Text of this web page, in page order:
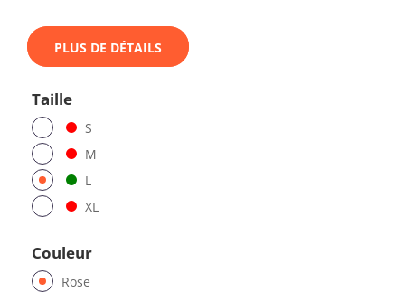
PLUS DE DÉTAILS
Taille
S
M
L
XL
Couleur
Rose